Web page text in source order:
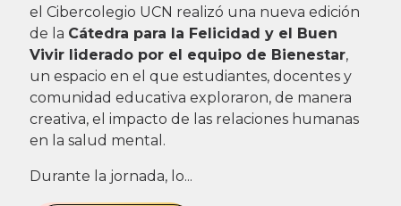
el Cibercolegio UCN realizó una nueva edición
de la Cátedra para la Felicidad y el Buen
Vivir liderado por el equipo de Bienestar,
un espacio en el que estudiantes, docentes y
comunidad educativa exploraron, de manera
creativa, el impacto de las relaciones humanas
en la salud mental.
Durante la jornada, lo...